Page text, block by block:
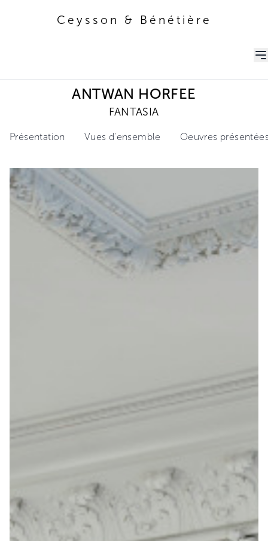
Ceysson & Bénétière
ANTWAN HORFEE
FANTASIA
Présentation Vues d'ensemble Oeuvres